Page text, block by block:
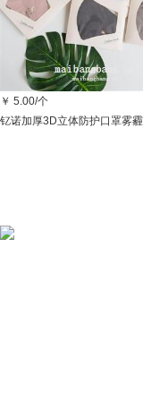
￥ 5.00/个
钇诺加厚3D立体防护口罩雾